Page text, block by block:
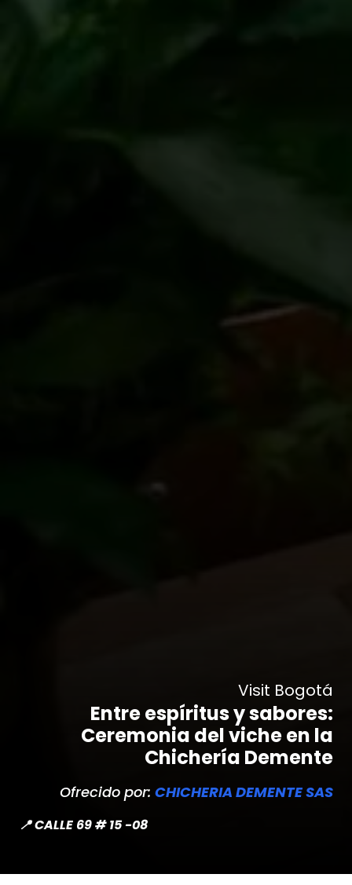
Visit Bogotá
Entre espíritus y sabores:
Ceremonia del viche en la
Chichería Demente
Ofrecido por: CHICHERIA DEMENTE SAS
📍 CALLE 69 # 15 -08